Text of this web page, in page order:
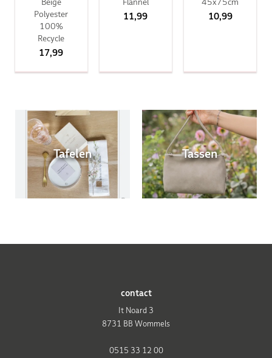
Polyester
100%
Recycle
17,99
11,99 10,99
Tafelen Tassen
contact
It Noard 3
8731 BB Wommels
0515 33 12 00